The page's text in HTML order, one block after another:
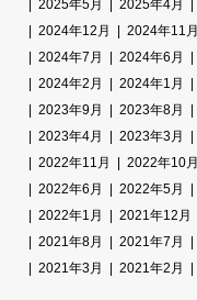
2025年5月
2025年4月
2024年12月
2024年11月
2024年7月
2024年6月
2024年2月
2024年1月
2023年9月
2023年8月
2023年4月
2023年3月
2022年11月
2022年10月
2022年6月
2022年5月
2022年1月
2021年12月
2021年8月
2021年7月
2021年3月
2021年2月